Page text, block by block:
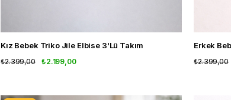
Kız Bebek Triko Jile Elbise 3'Lü Takım
₺2.199,00
₺2.399,00
Erkek
₺2.399,00